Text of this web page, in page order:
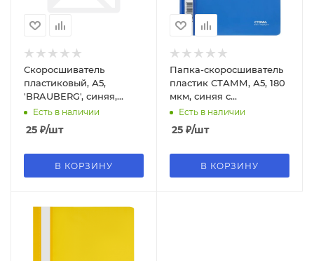
Скоросшиватель
пластиковый, А5,
'BRAUBERG', синяя,
224801
Есть в наличии
25 ₽/шт
В КОРЗИНУ
Папка-скоросшиватель
пластик СТАММ, А5, 180
мкм, синяя с
прозрачн.верхом,
ММ31308
Есть в наличии
25 ₽/шт
В КОРЗИНУ